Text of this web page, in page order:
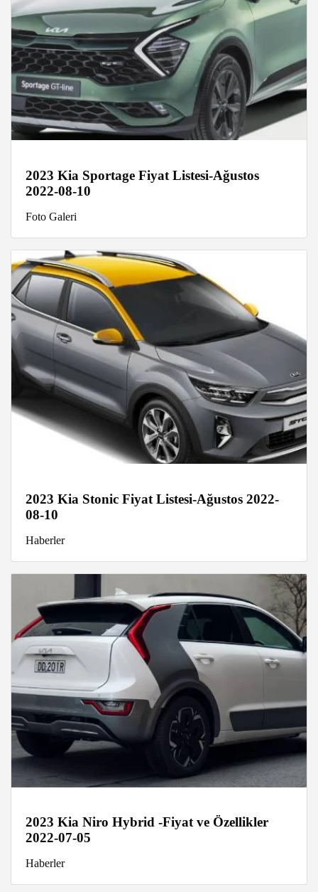
2023 Kia Sportage Fiyat Listesi-Ağustos
2022-08-10
Foto Galeri
2023 Kia Stonic Fiyat Listesi-Ağustos 2022-
08-10
Haberler
2023 Kia Niro Hybrid -Fiyat ve Özellikler
2022-07-05
Haberler